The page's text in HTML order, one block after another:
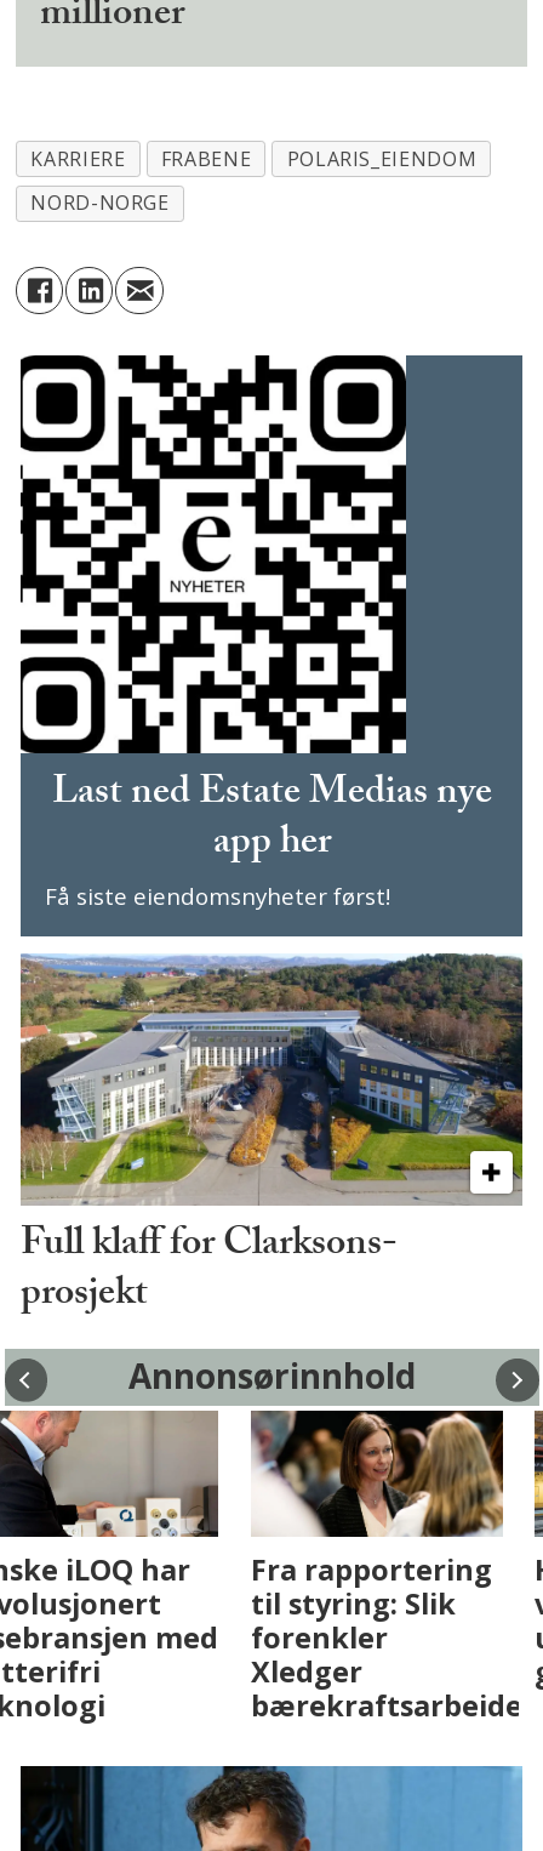
millioner
KARRIERE FRABENE
POLARIS_EIENDOM
NORD-NORGE
Last ned Estate Medias nye
app her
Få siste eiendomsnyheter først!
Full klaff for Clarksons-
prosjekt
Annonsørinnhold
Fenistra endrer
eiendomsbransjen
med AI. Slik ser vi
på fremtiden
Finske iLOQ har
revolusjonert
låsebransjen med
batterifri
teknologi